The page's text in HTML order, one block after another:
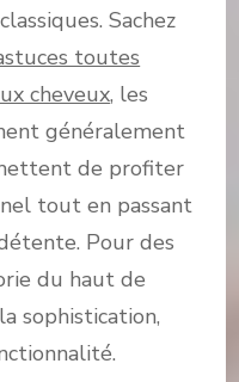
Sachez
toutes
cheveux, les
généralement
de profiter
tout en passant
Pour des
du haut de
sophistication,